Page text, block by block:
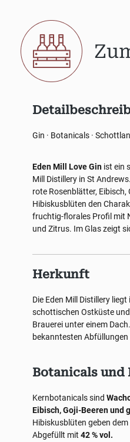
Gin · Botanicals ·
Eden Mill Love Gin ist ein
Mill Distillery in St
rote Rosenblätter, Eibisch,
Hibiskusblüten den
fruchtig-florales Profil mit
und Zitrus. Im Glas zeigt
Herkunft
Die Eden Mill Distillery
schottischen Ostküste
Brauerei unter einem
bekanntesten Abfüllungen
Botanicals
Kernbotanicals sind
Eibisch, Goji-Beeren und
Hibiskusblüten geben
Abgefüllt mit 42 % vol.